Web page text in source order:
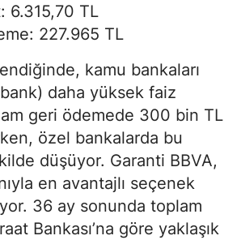
6.315,70 TL
227.965 TL
kamu bankaları
daha yüksek faiz
geri ödemede 300 bin TL
özel bankalarda bu
düşüyor. Garanti BBVA,
en avantajlı seçenek
36 ay sonunda toplam
Bankası’na göre yaklaşık